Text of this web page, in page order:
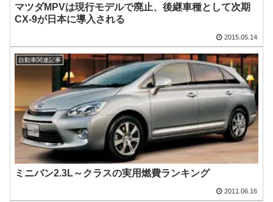
マツダMPVは現行モデルで廃止、後継車種として次期
CX-9が日本に導入される
2015.05.14
自動車関連記事
ミニバン2.3L～クラスの実用燃費ランキング
2011.06.16